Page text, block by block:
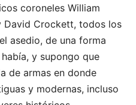
coroneles William
David Crockett, todos los
asedio, de una forma
y supongo que
de armas en donde
y modernas, incluso